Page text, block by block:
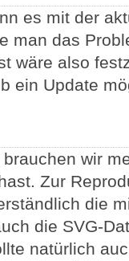
es mit der
man das
wäre also
ein Update
brauchen wir
Zur
die
die SVG-
natürlich